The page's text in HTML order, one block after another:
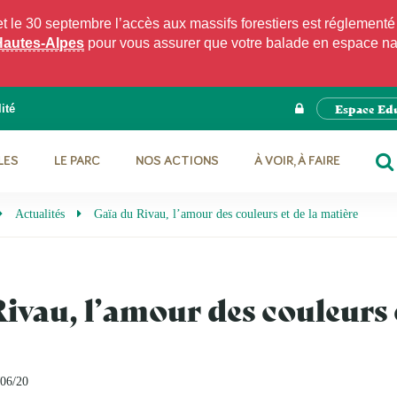
30 septembre l’accès aux massifs forestiers est
Alpes pour vous assurer que votre balade en espace
Espace
LE PARC NOS ACTIONS
À VOIR, À FAIRE
Actualités Gaïa du Rivau, l’amour des couleurs et de la matière
l’amour des couleurs
20